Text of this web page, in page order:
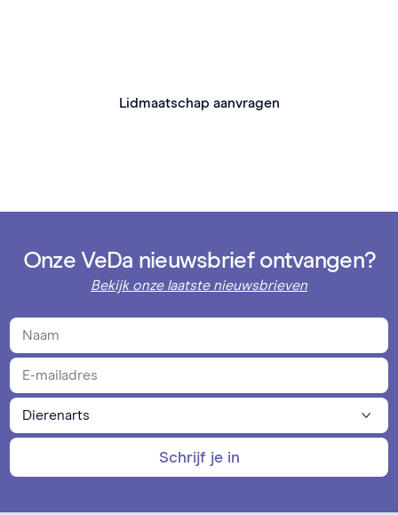
Lidmaatschap aanvragen
Onze VeDa nieuwsbrief ontvangen?
Bekijk onze laatste nieuwsbrieven
Schrijf je in